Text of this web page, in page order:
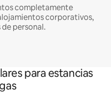
completamente
corporativos,
personal.
para estancias